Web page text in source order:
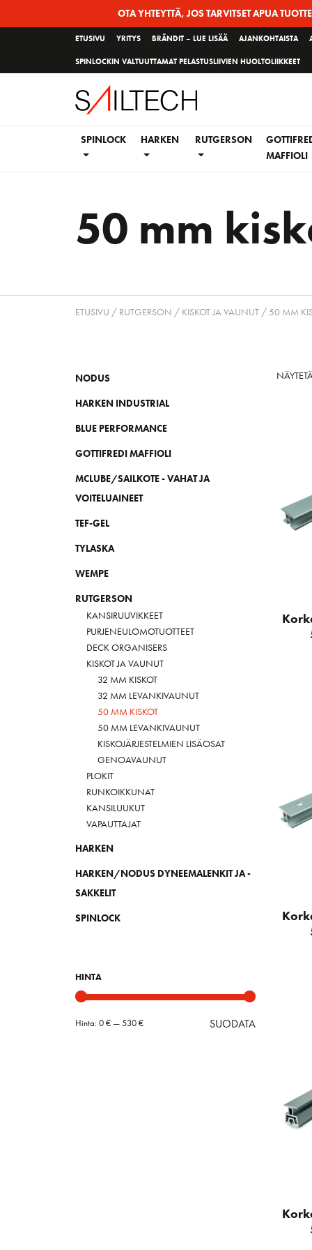
OTA YHTEYTTÄ, JOS TARVITSET APUA
ETUSIVU YRITYS BRÄNDIT – LUE LISÄÄ AJANKOHTAISTA
SPINLOCKIN VALTUUTTAMAT PELASTUSLIIVIEN HUOLTOLIIKKEET
SPINLOCK HARKEN RUTGERSON
MAFFIOLI
50 mm
ETUSIVU / RUTGERSON / KISKOT JA VAUNUT/ 50 MM
NODUS
HARKEN INDUSTRIAL
BLUE PERFORMANCE
GOTTIFREDI MAFFIOLI
MCLUBE/SAILKOTE - VAHAT JA
VOITELUAINEET
TEF-GEL
TYLASKA
WEMPE
RUTGERSON
KANSIRUUVIKKEET
PURJENEULOMOTUOTTEET
DECK ORGANISERS
KISKOT JA VAUNUT
32 MM KISKOT
32 MM LEVANKIVAUNUT
50 MM KISKOT
50 MM LEVANKIVAUNUT
KISKOJÄRJESTELMIEN LISÄOSAT
GENOAVAUNUT
PLOKIT
RUNKOIKKUNAT
KANSILUUKUT
VAPAUTTAJAT
HARKEN
HARKEN/NODUS DYNEEMALENKIT JA -
SAKKELIT
SPINLOCK
HINTA
Minimihinta
SUODATA
Hinta: 0 €—530 €